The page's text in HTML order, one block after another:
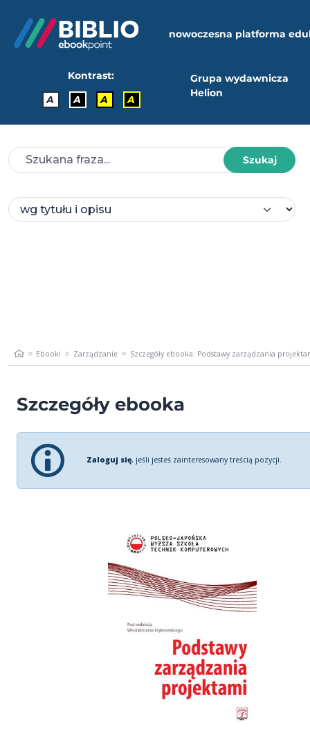
nowoczesna platforma
Kontrast:
A
A A A
Grupa wydawnicza
Helion
Szukaj
Ebooki Zarządzanie Szczegóły ebooka: Podstawy zarządzania
Szczegóły ebooka
Zaloguj się, jeśli jesteś zainteresowany treścią pozycji.